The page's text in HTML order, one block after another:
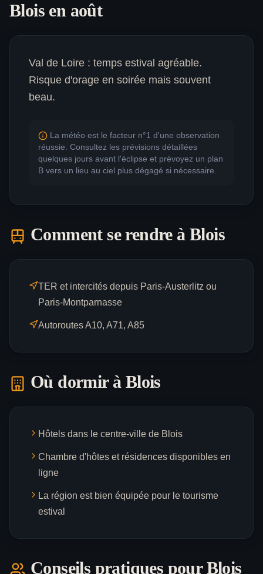
Blois en août
Val de Loire : temps estival agréable.
Risque d'orage en soirée mais souvent
beau.
La météo est le facteur n°1 d'une observation
réussie. Consultez les prévisions détaillées
quelques jours avant l'éclipse et prévoyez un plan
B vers un lieu au ciel plus dégagé si nécessaire.
Comment se rendre à Blois
TER et intercités depuis Paris-Austerlitz ou
Paris-Montparnasse
Autoroutes A10, A71, A85
Où dormir à Blois
Hôtels dans le centre-ville de Blois
Chambre d'hôtes et résidences disponibles en
ligne
La région est bien équipée pour le tourisme
estival
Conseils pratiques pourBlois